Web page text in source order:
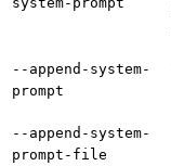
--append-system-
prompt
--append-system-
prompt-file